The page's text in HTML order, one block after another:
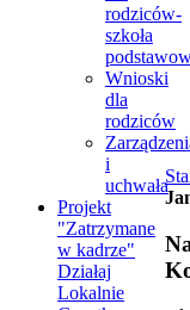
rodziców-
szkoła
Wnioski
dla
rodziców
i
uchwała
Projekt
"Zatrzymane
w kadrze"
Działaj
Lokalnie